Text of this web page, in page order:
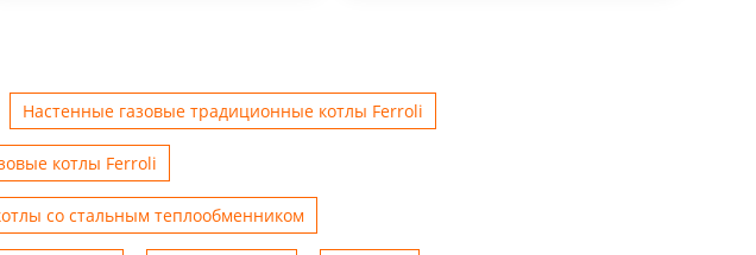
Настенные газовые традиционные котлы Ferroli
котлы Ferroli
со стальным теплообменником